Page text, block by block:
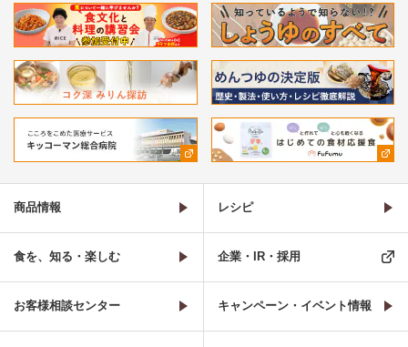
商品情報 レシピ
食を、知る・楽しむ 企業・IR・採用
お客様相談センター キャンペーン・イベント情報